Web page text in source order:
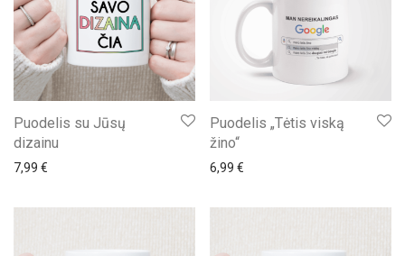
Puodelis su Jūsų
dizainu
7,99 €
Puodelis „Tėtis viską
žino“
6,99 €